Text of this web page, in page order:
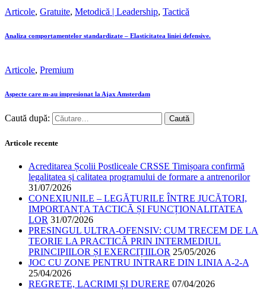
Articole, Gratuite, Metodică | Leadership, Tactică
Analiza comportamentelor standardizate – Elasticitatea liniei defensive.
Articole, Premium
Aspecte care m-au impresionat la Ajax Amsterdam
Caută după:
Articole recente
Acreditarea Școlii Postliceale CRSSE Timișoara confirmă
legalitatea și calitatea programului de formare a antrenorilor
31/07/2026
CONEXIUNILE – LEGĂTURILE ÎNTRE JUCĂTORI,
IMPORTANȚA TACTICĂ ȘI FUNCȚIONALITATEA
LOR 31/07/2026
PRESINGUL ULTRA-OFENSIV: CUM TRECEM DE LA
TEORIE LA PRACTICĂ PRIN INTERMEDIUL
PRINCIPIILOR ȘI EXERCIȚIILOR 25/05/2026
JOC CU ZONE PENTRU INTRARE DIN LINIA A-2-A
25/04/2026
REGRETE, LACRIMI ȘI DURERE 07/04/2026